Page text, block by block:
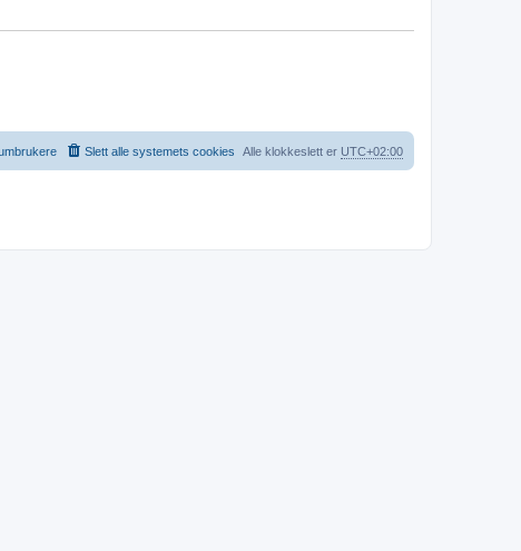
Alle klokkeslett er UTC+02:00
Slett alle systemets cookies